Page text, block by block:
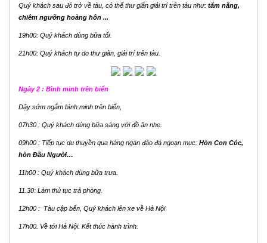
Quý khách sau đó trở về tàu, có thể thư giãn giải trí trên tàu như: tắm nắng,
chiêm ngưỡng hoàng hôn ...
19h00: Quý khách dùng bữa tối.
21h00: Quý khách tự do thư giãn, giải trí trên tàu.
Ngày 2 : Bình minh trên biển
Dậy sớm ngắm bình minh trên biển,
07h30 : Quý khách dùng bữa sáng với đồ ăn nhẹ.
09h00 : Tiếp tục du thuyền qua hàng ngàn đảo đá ngoạn mục: Hòn Con Cóc,
hòn Đầu Người…
11h00 : Quý khách dùng bữa trưa.
11.30: Làm thủ tục trả phòng.
12h00 : Tàu cập bến, Quý khách lên xe về Hà Nội
17h00. Về tới Hà Nội. Kết thúc hành trình.